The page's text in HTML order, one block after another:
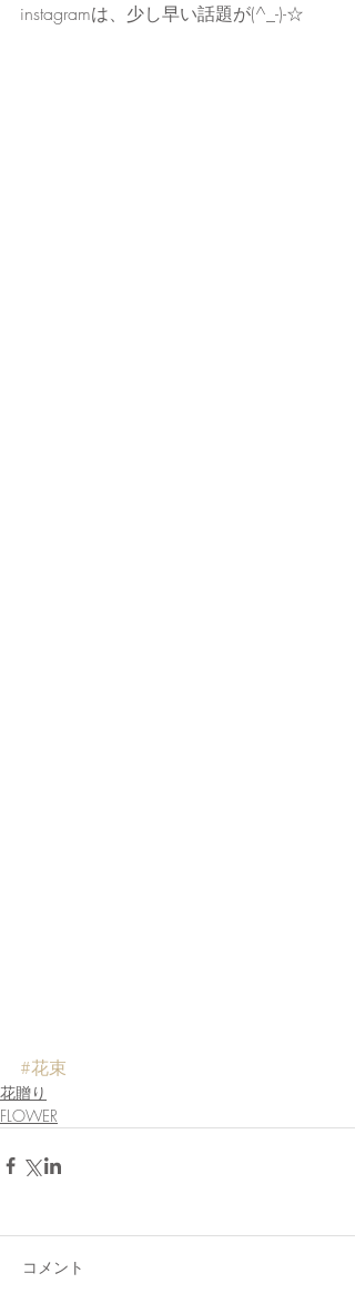
instagramは、少し早い話題が(^_-)-☆
#花束
花贈り
FLOWER
コメント